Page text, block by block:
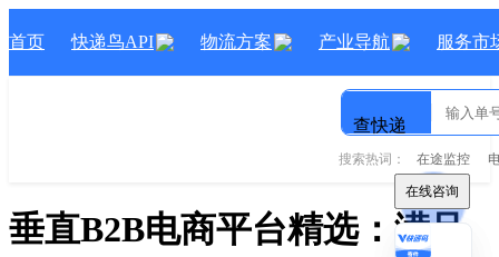
在线咨询
首页 快递鸟API 物流方案 产业导航 服务市
查快递
搜索热词： 在途监控
垂直B2B电商平台精选：满足
在线咨询